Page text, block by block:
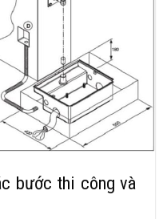
bước thi công và